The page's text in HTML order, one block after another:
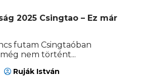
2025 Csingtao – Ez már
futam Csingtaóban
nem történt...
Ruják István